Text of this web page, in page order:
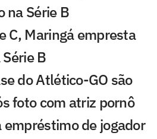
na Série B
C, Maringá empresta
B
do Atlético-GO são
foto com atriz pornô
de jogador